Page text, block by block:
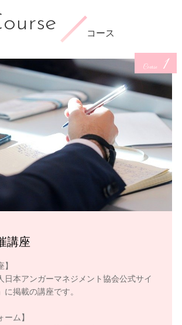
コース
Course 1
講座
日本アンガーマネジメント協会公式サイ
に掲載の講座です。
ーム】